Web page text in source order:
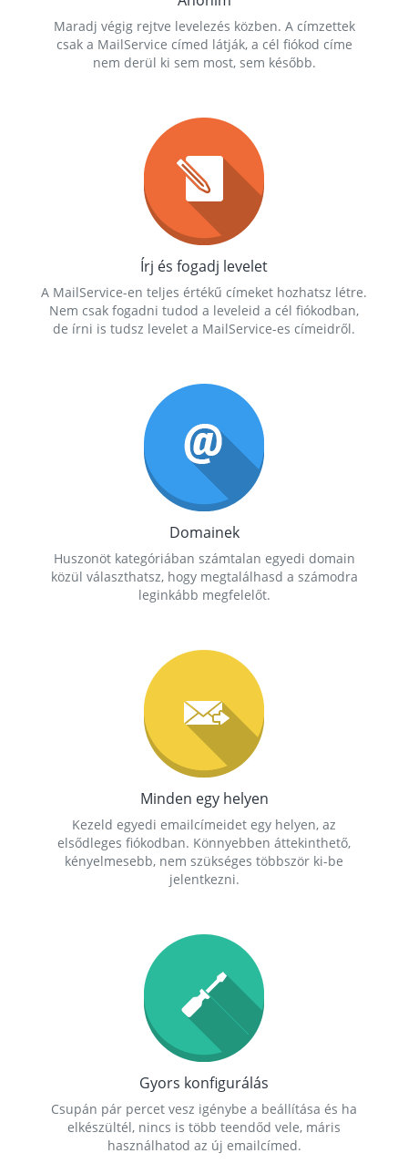
Maradj végig rejtve levelezés közben. A címzettek
csak a MailService címed látják, a cél fiókod címe
nem derül ki sem most, sem később.
Írj és fogadj levelet
A MailService-en teljes értékű címeket hozhatsz létre.
Nem csak fogadni tudod a leveleid a cél fiókodban,
de írni is tudsz levelet a MailService-es címeidről.
Domainek
Huszonöt kategóriában számtalan egyedi domain
közül választhatsz, hogy megtalálhasd a számodra
leginkább megfelelőt.
Minden egy helyen
Kezeld egyedi emailcímeidet egy helyen, az
elsődleges fiókodban. Könnyebben áttekinthető,
kényelmesebb, nem szükséges többször ki-be
jelentkezni.
Gyors konfigurálás
Csupán pár percet vesz igénybe a beállítása és ha
elkészültél, nincs is több teendőd vele, máris
használhatod az új emailcímed.